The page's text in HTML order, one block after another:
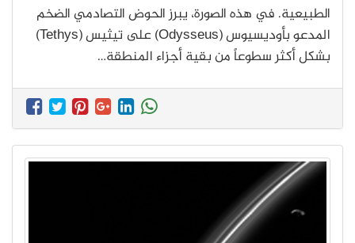
الطبيعية. في هذه الصورة، يبرز الحوض التصادمي الضخم
المدعو بأوديسيوس (Odysseus) على تيثيس (Tethys)
بشكل أكثر سطوعاً من بقية أجزاء المنطقة…